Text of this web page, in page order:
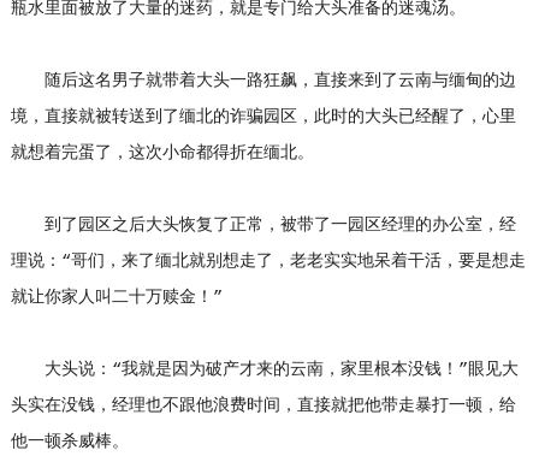
瓶水里面被放了大量的迷药，就是专门给大头准备的迷魂汤。
随后这名男子就带着大头一路狂飙，直接来到了云南与缅甸的边
境，直接就被转送到了缅北的诈骗园区，此时的大头已经醒了，心里
就想着完蛋了，这次小命都得折在缅北。
到了园区之后大头恢复了正常，被带了一园区经理的办公室，经
理说：“哥们，来了缅北就别想走了，老老实实地呆着干活，要是想走
就让你家人叫二十万赎金！”
大头说：“我就是因为破产才来的云南，家里根本没钱！”眼见大
头实在没钱，经理也不跟他浪费时间，直接就把他带走暴打一顿，给
他一顿杀威棒。